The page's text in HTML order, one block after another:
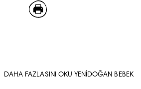
DAHA FAZLASINI OKU YENIDOĞAN BEBEK